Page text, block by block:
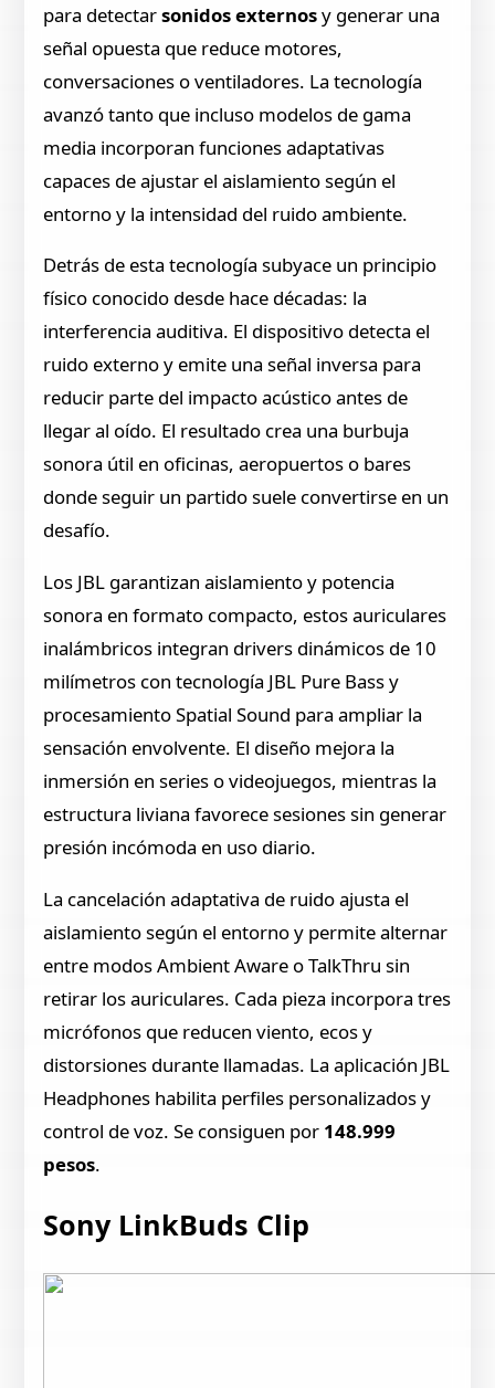
para detectarsonidos externosy generar una
señal opuesta que reduce motores,
conversaciones o ventiladores. La tecnología
avanzó tanto que incluso modelos de gama
media incorporan funciones adaptativas
capaces de ajustar el aislamiento según el
entorno y la intensidad del ruido ambiente.
Detrás de esta tecnología subyace un principio
físico conocido desde hace décadas: la
interferencia auditiva. El dispositivo detecta el
ruido externo y emite una señal inversa para
reducir parte del impacto acústico antes de
llegar al oído. El resultado crea una burbuja
sonora útil en oficinas, aeropuertos o bares
donde seguir un partido suele convertirse en un
desafío.
Los JBL garantizan aislamiento y potencia
sonora en formato compacto, estos auriculares
inalámbricos integran drivers dinámicos de 10
milímetros con tecnología JBL Pure Bass y
procesamiento Spatial Sound para ampliar la
sensación envolvente. El diseño mejora la
inmersión en series o videojuegos, mientras la
estructura liviana favorece sesiones sin generar
presión incómoda en uso diario.
La cancelación adaptativa de ruido ajusta el
aislamiento según el entorno y permite alternar
entre modos Ambient Aware o TalkThru sin
retirar los auriculares. Cada pieza incorpora tres
micrófonos que reducen viento, ecos y
distorsiones durante llamadas. La aplicación JBL
Headphones habilita perfiles personalizados y
control de voz. Se consiguen por 148.999
pesos.
Sony LinkBuds Clip